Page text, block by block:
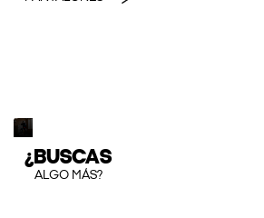
¿BUSCAS
ALGO MÁS?